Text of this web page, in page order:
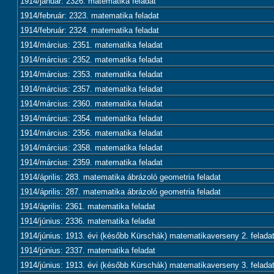
1914/február: 2323. matematika feladat
1914/február: 2324. matematika feladat
1914/március: 2351. matematika feladat
1914/március: 2352. matematika feladat
1914/március: 2353. matematika feladat
1914/március: 2357. matematika feladat
1914/március: 2360. matematika feladat
1914/március: 2354. matematika feladat
1914/március: 2356. matematika feladat
1914/március: 2358. matematika feladat
1914/március: 2359. matematika feladat
1914/április: 283. matematika ábrázoló geometria feladat
1914/április: 287. matematika ábrázoló geometria feladat
1914/április: 2361. matematika feladat
1914/június: 2336. matematika feladat
1914/június: 1913. évi (később Kürschák) matematikaverseny 2.
1914/június: 2337. matematika feladat
1914/június: 1913. évi (később Kürschák) matematikaverseny 3.